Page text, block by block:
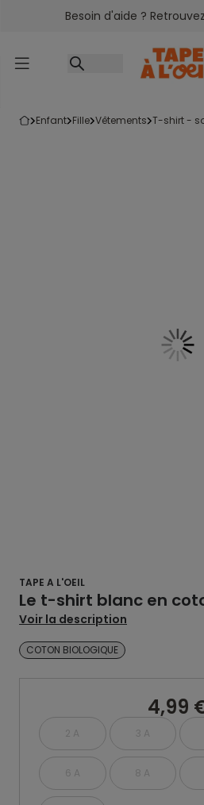
Accéder au contenu
Besoin d'aide ?
enfant fille vêtements t-shirt -
TAPE A L'OEIL
Le t-shirt blanc en
Voir la description
COTON BIOLOGIQUE
4,99
2 A 3 A
6 A 8 A